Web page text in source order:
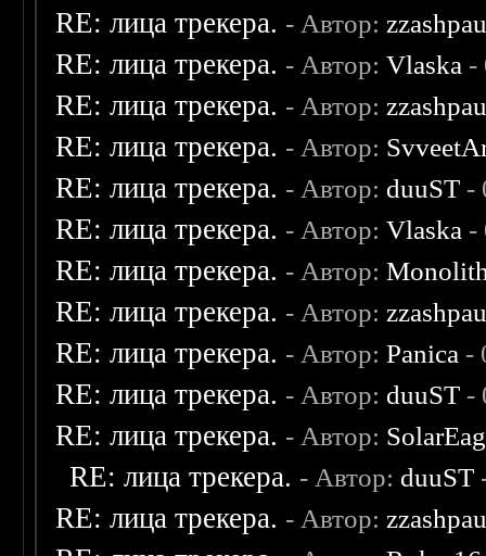
RE: лица трекера. - Автор:
RE: лица трекера. - Автор:Vlaska -
RE: лица трекера. - Автор:
RE: лица трекера. - Автор:
RE: лица трекера. - Автор: duuST -
RE: лица трекера. - Автор:Vlaska -
RE: лица трекера. - Автор:
RE: лица трекера. - Автор:
RE: лица трекера. - Автор:Panica -
RE: лица трекера. - Автор: duuST -
RE: лица трекера. - Автор:
RE: лица трекера. - Автор: duuST
RE: лица трекера. - Автор: